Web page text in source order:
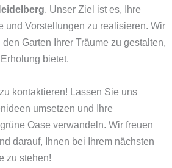
. Unser Ziel ist es, Ihre
und Vorstellungen zu realisieren. Wir
Garten Ihrer Träume zu gestalten,
bietet.
kontaktieren! Lassen Sie uns
umsetzen und Ihre
Oase verwandeln. Wir freuen
darauf, Ihnen bei Ihrem nächsten
zu stehen!